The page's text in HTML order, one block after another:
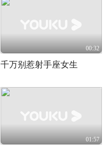
00:32
千万别惹射手座女生
01:57